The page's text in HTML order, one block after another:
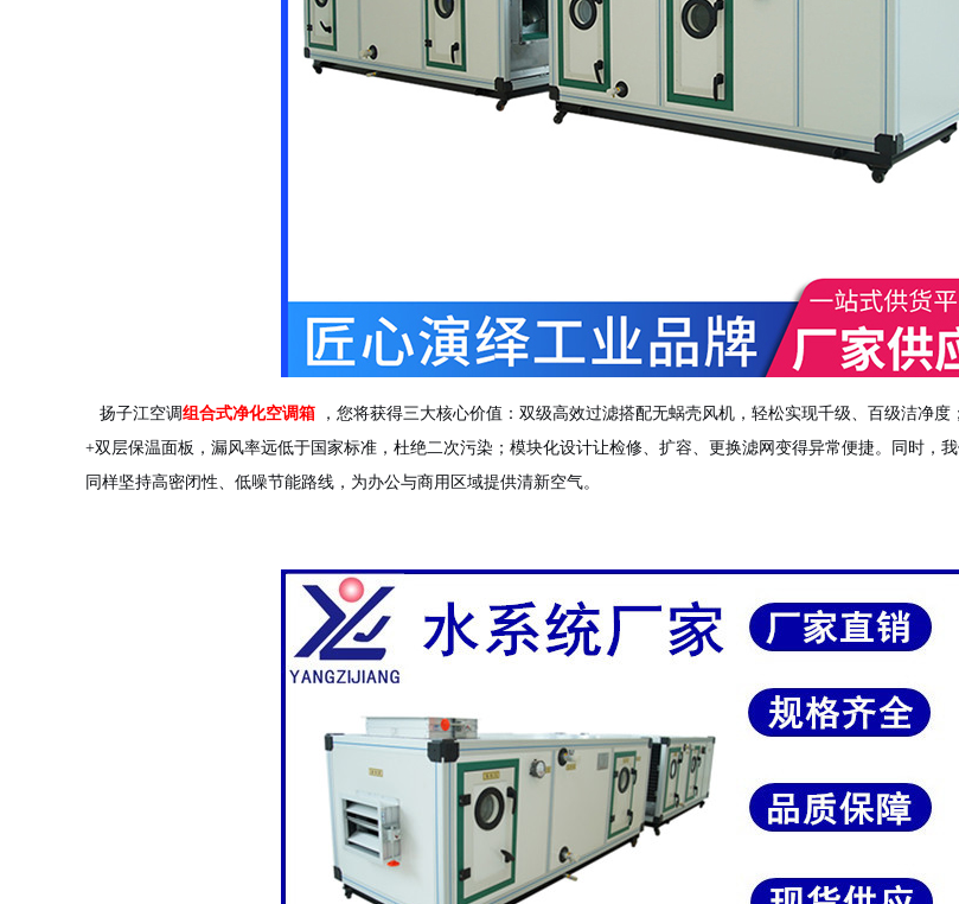
扬子江空调组合式净化空调箱
，您将获得三大核心价值：双级高效过滤搭配无蜗壳风机，轻松实现千级、百级洁净
+双层保温面板，漏风率远低于国家标准，杜绝二次污染；模块化设计让检修、扩容、更换滤网变得异常便捷。同时，
同样坚持高密闭性、低噪节能路线，为办公与商用区域提供清新空气。